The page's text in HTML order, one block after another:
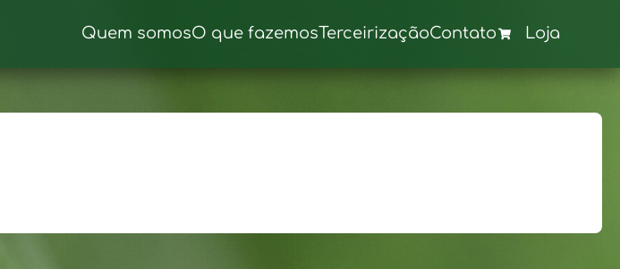
Quem somosO que fazemosTerceirizaçãoContato Loja